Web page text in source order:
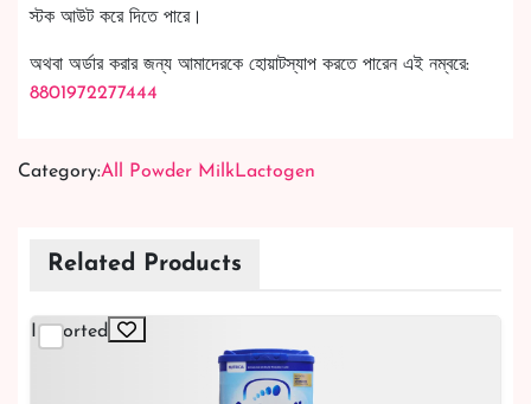
স্টক আউট করে দিতে পারে।
অথবা অর্ডার করার জন্য আমাদেরকে হোয়াটস্যাপ করতে পারেন এই নম্বরে:
8801972277444
Category:All Powder MilkLactogen
Related Products
Imported